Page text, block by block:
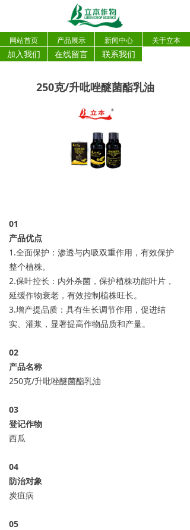
网站首页 产品展示 新闻中心 关于立本
加入我们 在线留言 联系我们
01
产品优点
1.全面保护：渗透与内吸双重作用，有效保护
整个植株。
2.保叶控长：内外杀菌，保护植株功能叶片，
延缓作物衰老，有效控制植株旺长。
3.增产提品质：具有生长调节作用，促进结
实、灌浆，显著提高作物品质和产量。
02
产品名称
250克/升吡唑醚菌酯乳油
03
登记作物
西瓜
04
防治对象
炭疽病
05
250克/升吡唑醚菌酯乳油